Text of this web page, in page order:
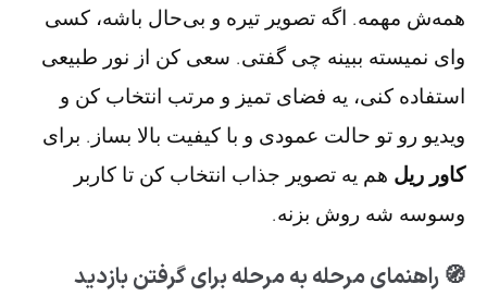
همه‌ش مهمه. اگه تصویر تیره و بی‌حال باشه، کسی
وای نمیسته ببینه چی گفتی. سعی کن از نور طبیعی
استفاده کنی، یه فضای تمیز و مرتب انتخاب کن و
ویدیو رو تو حالت عمودی و با کیفیت بالا بساز. برای
کاور ریل هم یه تصویر جذاب انتخاب کن تا کاربر
وسوسه شه روش بزنه.
🧭 راهنمای مرحله به مرحله برای گرفتن بازدید